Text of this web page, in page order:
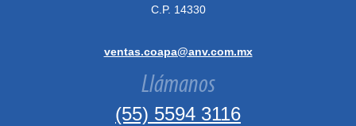
C.P. 14330
ventas.coapa@anv.com.mx
Llámanos
(55) 5594 3116